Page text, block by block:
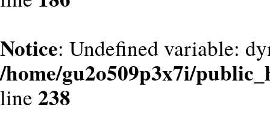
Notice: Undefined variable:
/home/gu2o509p3x7i/
line 238